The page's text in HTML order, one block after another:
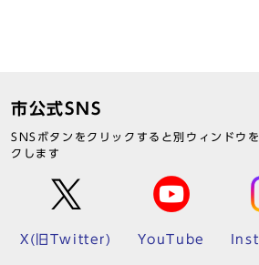
市公式SNS
SNSボタンをクリックすると別ウィンドウ
クします
X(旧Twitter) YouTube